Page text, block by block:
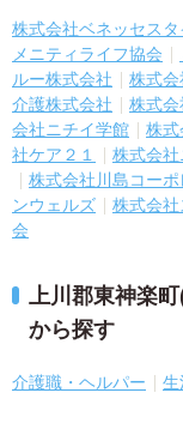
株式会社ベネッセスタ
メニティライフ協会
ルー株式会社
株式会
介護株式会社
株式
会社ニチイ学館
株式
社ケア２１
株式会社
株式会社川島コー
ンウェルズ
株式会社
会
上川郡東神楽
から探す
介護職・ヘルパー 生